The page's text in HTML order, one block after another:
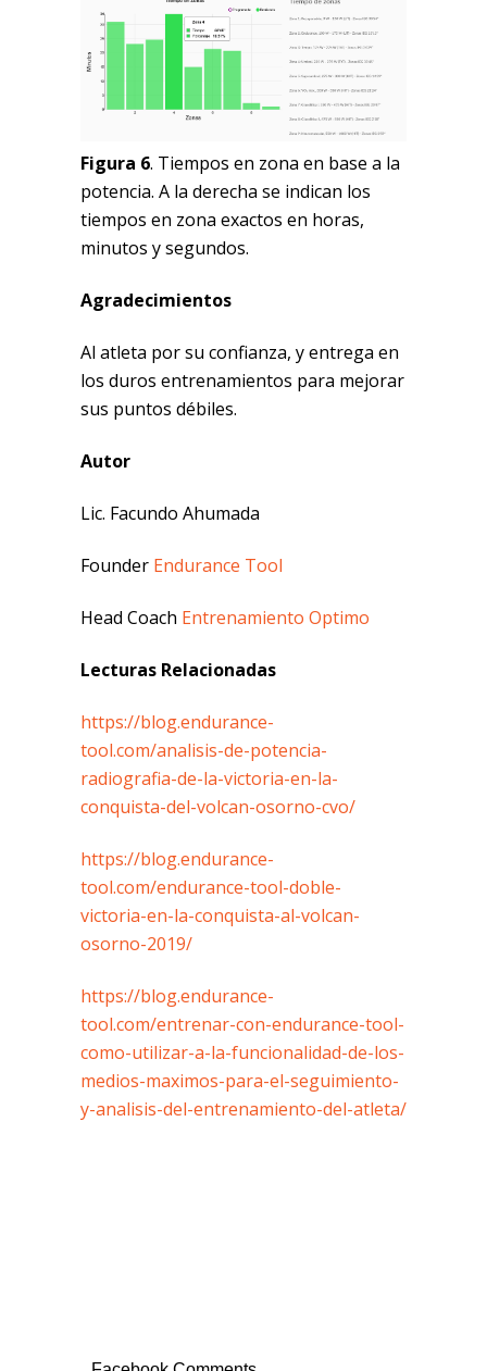
Figura 6. Tiempos en zona en base a la
potencia. A la derecha se indican los
tiempos en zona exactos en horas,
minutos y segundos.
Agradecimientos
Al atleta por su confianza, y entrega en
los duros entrenamientos para mejorar
sus puntos débiles.
Autor
Lic. Facundo Ahumada
Founder Endurance Tool
Head Coach Entrenamiento Optimo
Lecturas Relacionadas
https://blog.endurance-
tool.com/analisis-de-potencia-
radiografia-de-la-victoria-en-la-
conquista-del-volcan-osorno-cvo/
https://blog.endurance-
tool.com/endurance-tool-doble-
victoria-en-la-conquista-al-volcan-
osorno-2019/
https://blog.endurance-
tool.com/entrenar-con-endurance-tool-
como-utilizar-a-la-funcionalidad-de-los-
medios-maximos-para-el-seguimiento-
y-analisis-del-entrenamiento-del-atleta/